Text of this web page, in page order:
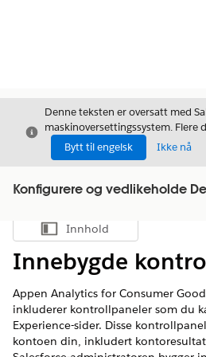
Avslutt
Denne teksten er oversatt med
maskinoversettingssystem. Flere
Bytt til engelsk
Ikke nå
Konfigurere og vedlikeholde
Vis innholdsfortegnelse
Innhold
Innebygde
Appen Analytics for Consumer
inkluderer kontrollpaneler som du
Experience-sider. Disse
kontoen din, inkludert